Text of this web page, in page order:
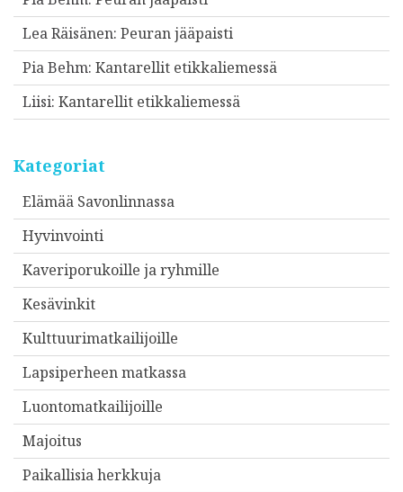
Lea Räisänen: Peuran jääpaisti
Pia Behm: Kantarellit etikkaliemessä
Liisi: Kantarellit etikkaliemessä
Kategoriat
Elämää Savonlinnassa
Hyvinvointi
Kaveriporukoille ja ryhmille
Kesävinkit
Kulttuurimatkailijoille
Lapsiperheen matkassa
Luontomatkailijoille
Majoitus
Paikallisia herkkuja